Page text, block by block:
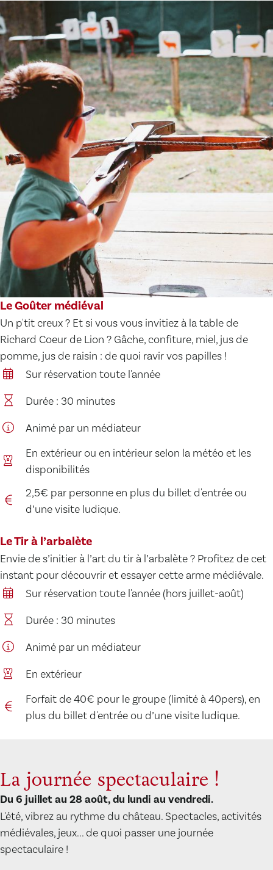
Le Goûter médiéval
Un p'tit creux ? Et si vous vous invitiez à la table de
Richard Coeur de Lion ? Gâche, confiture, miel, jus de
pomme, jus de raisin : de quoi ravir vos papilles !
Sur réservation toute l'année
Durée : 30 minutes
Animé par un médiateur
En extérieur ou en intérieur selon la météo et les
disponibilités
2,5€ par personne en plus du billet d'entrée ou
d’une visite ludique.
Le Tir à l’arbalète
Envie de s’initier à l’art du tir à l’arbalète ? Profitez de cet
instant pour découvrir et essayer cette arme médiévale.
Sur réservation toute l'année (hors juillet-août)
Durée : 30 minutes
Animé par un médiateur
En extérieur
Forfait de 40€ pour le groupe (limité à 40pers), en
plus du billet d'entrée ou d’une visite ludique.
La journée spectaculaire !
Du 6 juillet au 28 août, du lundi au vendredi.
L'été, vibrez au rythme du château. Spectacles, activités
médiévales, jeux... de quoi passer une journée
spectaculaire !